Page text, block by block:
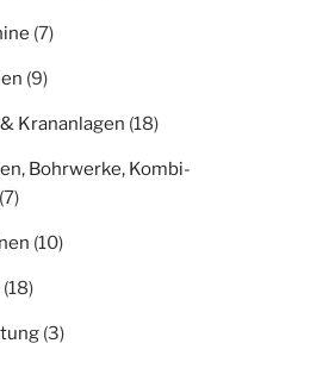
(7)
(9)
Krananlagen (18)
Bohrwerke, Kombi-
(7)
(10)
(18)
(3)